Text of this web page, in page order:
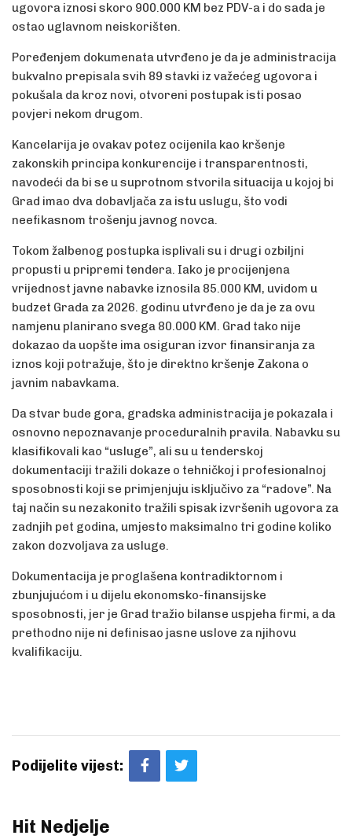
ugovora iznosi skoro 900.000 KM bez PDV-a i do sada je
ostao uglavnom neiskorišten.
Poređenjem dokumenata utvrđeno je da je administracija
bukvalno prepisala svih 89 stavki iz važećeg ugovora i
pokušala da kroz novi, otvoreni postupak isti posao
povjeri nekom drugom.
Kancelarija je ovakav potez ocijenila kao kršenje
zakonskih principa konkurencije i transparentnosti,
navodeći da bi se u suprotnom stvorila situacija u kojoj bi
Grad imao dva dobavljača za istu uslugu, što vodi
neefikasnom trošenju javnog novca.
Tokom žalbenog postupka isplivali su i drugi ozbiljni
propusti u pripremi tendera. Iako je procijenjena
vrijednost javne nabavke iznosila 85.000 KM, uvidom u
budzet Grada za 2026. godinu utvrđeno je da je za ovu
namjenu planirano svega 80.000 KM. Grad tako nije
dokazao da uopšte ima osiguran izvor finansiranja za
iznos koji potražuje, što je direktno kršenje Zakona o
javnim nabavkama.
Da stvar bude gora, gradska administracija je pokazala i
osnovno nepoznavanje proceduralnih pravila. Nabavku su
klasifikovali kao “usluge”, ali su u tenderskoj
dokumentaciji tražili dokaze o tehničkoj i profesionalnoj
sposobnosti koji se primjenjuju isključivo za “radove”. Na
taj način su nezakonito tražili spisak izvršenih ugovora za
zadnjih pet godina, umjesto maksimalno tri godine koliko
zakon dozvoljava za usluge.
Dokumentacija je proglašena kontradiktornom i
zbunjujućom i u dijelu ekonomsko-finansijske
sposobnosti, jer je Grad tražio bilanse uspjeha firmi, a da
prethodno nije ni definisao jasne uslove za njihovu
kvalifikaciju.
Podijelite vijest:
Hit Nedjelje